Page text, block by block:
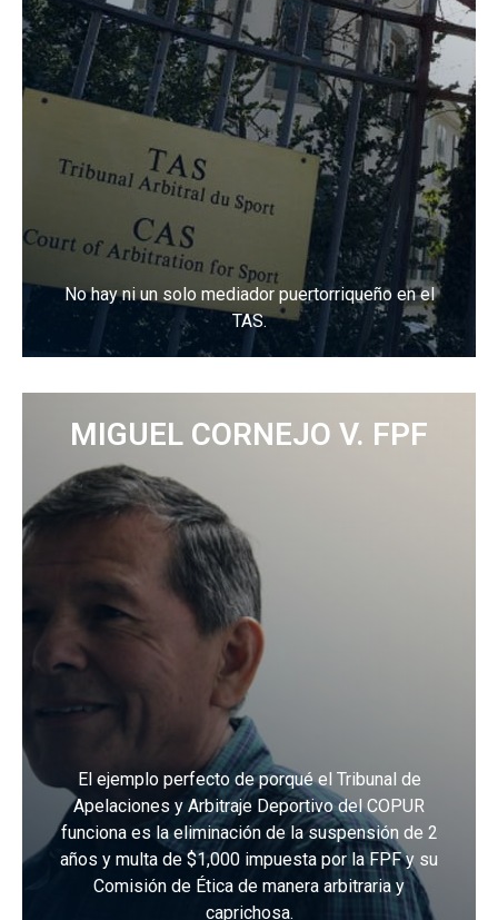
No hay ni un solo mediador puertorriqueño en el
TAS.
MIGUEL CORNEJO V. FPF
El ejemplo perfecto de porqué el Tribunal de
Apelaciones y Arbitraje Deportivo del COPUR
funciona es la eliminación de la suspensión de 2
años y multa de $1,000 impuesta por la FPF y su
Comisión de Ética de manera arbitraria y
caprichosa.